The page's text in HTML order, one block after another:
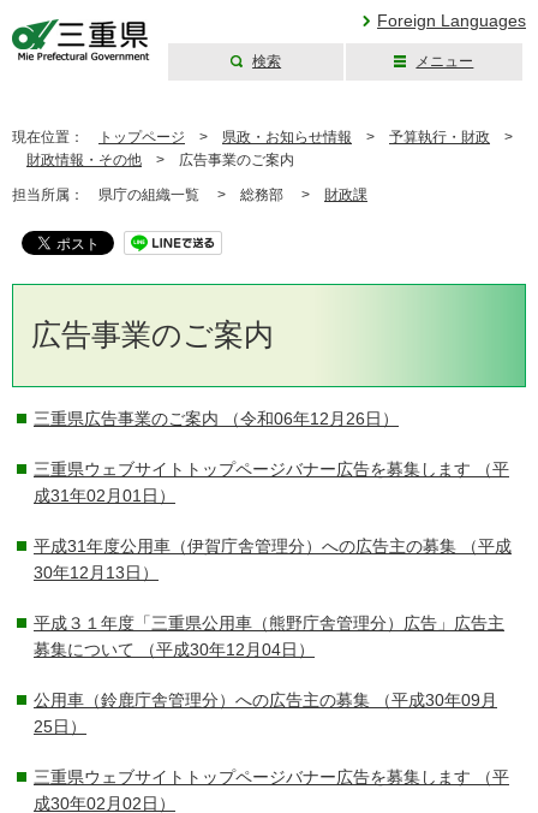
Foreign Languages
検索 メニュー
現在位置： トップページ > 県政・お知らせ情報 > 予算執行・財政 >
財政情報・その他 > 広告事業のご案内
担当所属： 県庁の組織一覧 > 総務部 > 財政課
広告事業のご案内
三重県広告事業のご案内 （令和06年12月26日）
三重県ウェブサイトトップページバナー広告を募集します （平
成31年02月01日）
平成31年度公用車（伊賀庁舎管理分）への広告主の募集 （平成
30年12月13日）
平成３１年度「三重県公用車（熊野庁舎管理分）広告」広告主
募集について （平成30年12月04日）
公用車（鈴鹿庁舎管理分）への広告主の募集 （平成30年09月
25日）
三重県ウェブサイトトップページバナー広告を募集します （平
成30年02月02日）